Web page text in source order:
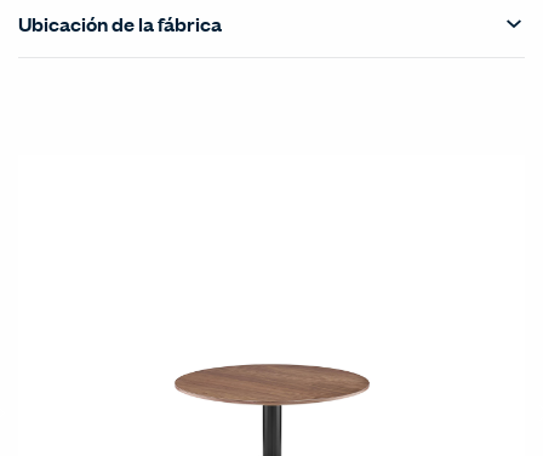
Ubicación de la fábrica